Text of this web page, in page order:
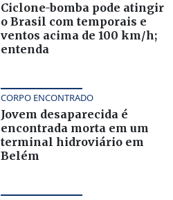
Ciclone-bomba pode atingir
o Brasil com temporais e
ventos acima de 100 km/h;
entenda
CORPO ENCONTRADO
Jovem desaparecida é
encontrada morta em um
terminal hidroviário em
Belém